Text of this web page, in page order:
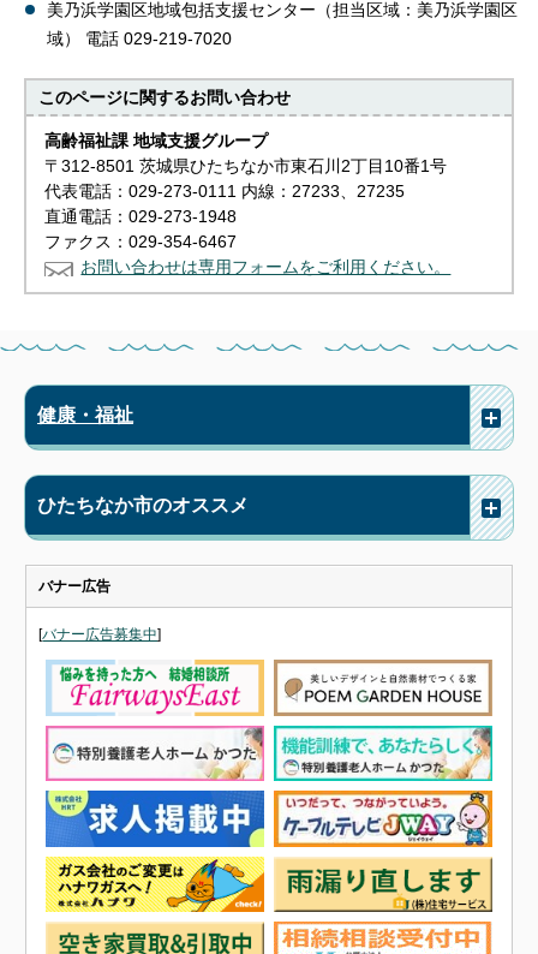
美乃浜学園区地域包括支援センター（担当区域：美乃浜学園区
域） 電話 029-219-7020
このページに関するお問い合わせ
高齢福祉課 地域支援グループ
〒312-8501 茨城県ひたちなか市東石川2丁目10番1号
代表電話：029-273-0111 内線：27233、27235
直通電話：029-273-1948
ファクス：029-354-6467
お問い合わせは専用フォームをご利用ください。
健康・福祉
ひたちなか市のオススメ
バナー広告
[バナー広告募集中]